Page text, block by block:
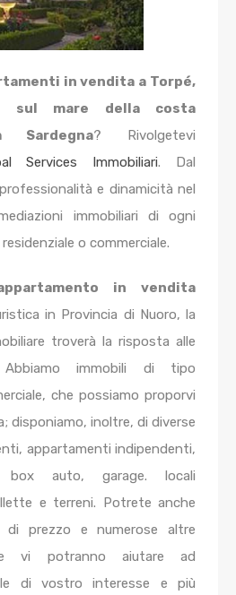
in vendita a Torpé,
sul mare della costa
Sardegna? Rivolgetevi
Services Immobiliari. Dal
e dinamicità nel
immobiliari di ogni
o commerciale.
in vendita
in Provincia di Nuoro, la
troverà la risposta alle
Abbiamo immobili di tipo
che possiamo proporvi
disponiamo, inoltre, di diverse
appartamenti indipendenti,
box auto, garage. locali
e terreni. Potrete anche
di prezzo e numerose altre
vi potranno aiutare ad
di vostro interesse e più